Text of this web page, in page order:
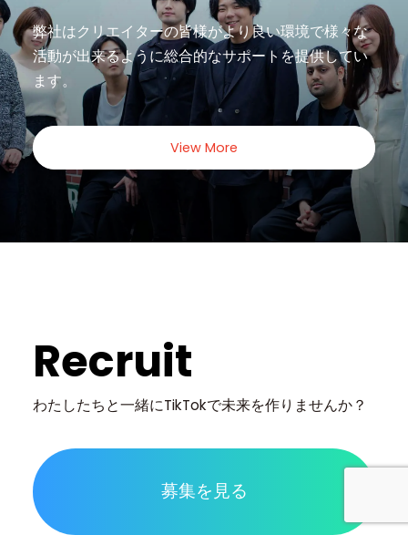
弊社はクリエイターの皆様がより良い環境で様々な
活動が出来るように総合的なサポートを提供してい
ます。
View More
Recruit
わたしたちと一緒にTikTokで未来を作りませんか？
募集を見る